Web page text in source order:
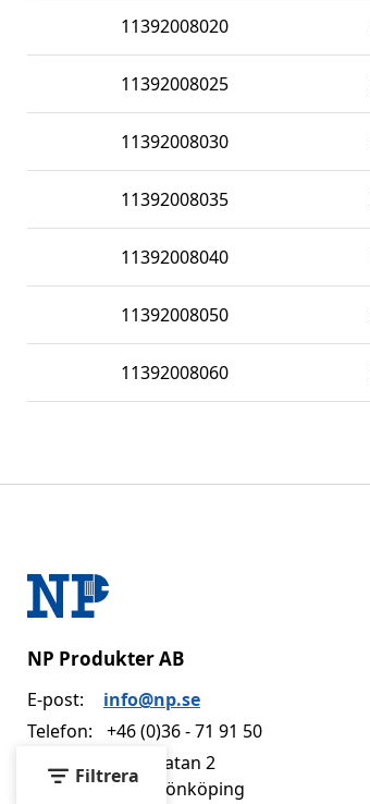
Filtrera
11392008020
11392008025
11392008030
11392008035
11392008040
11392008050
11392008060
NP Produkter AB
E-post:
info@np.se
Telefon:
+46 (0)36 - 71 91 50
Adress:
Dvärggatan 2
553 02 Jönköping